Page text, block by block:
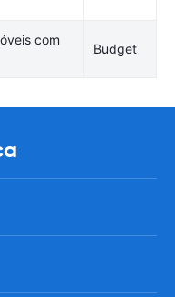
com
Budget